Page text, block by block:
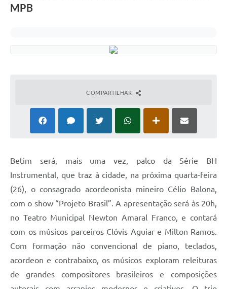
MPB
COMPARTILHAR
Betim será, mais uma vez, palco da Série BH
Instrumental, que traz à cidade, na próxima quarta-feira
(26), o consagrado acordeonista mineiro Célio Balona,
com o show “Projeto Brasil”. A apresentação será às 20h,
no Teatro Municipal Newton Amaral Franco, e contará
com os músicos parceiros Clóvis Aguiar e Milton Ramos.
Com formação não convencional de piano, teclados,
acordeon e contrabaixo, os músicos exploram releituras
de grandes compositores brasileiros e composições